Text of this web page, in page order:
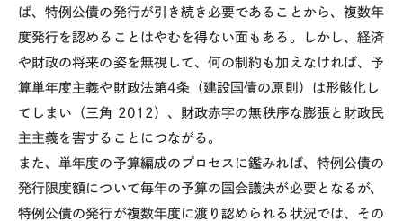
ば、特例公債の発行が引き続き必要であることから、複数年
度発行を認めることはやむを得ない面もある。しかし、経済
や財政の将来の姿を無視して、何の制約も加えなければ、予
算単年度主義や財政法第4条（建設国債の原則）は形骸化し
てしまい（三角 2012 ）、財政赤字の無秩序な膨張と財政⺠
主主義を害することにつながる。
また、単年度の予算編成のプロセスに鑑みれば、特例公債の
発行限度額について毎年の予算の国会議決が必要となるが、
特例公債の発行が複数年度に渡り認められる状況では、その